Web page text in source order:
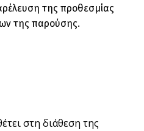
της προθεσμίας
της παρούσης.
στη διάθεση της